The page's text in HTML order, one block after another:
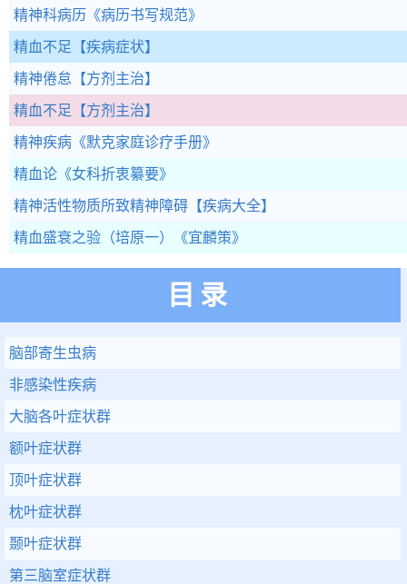
精神科病历 《病历书写规范》
精血不足 【疾病症状】
精神倦怠 【方剂主治】
精血不足 【方剂主治】
精神疾病 《默克家庭诊疗手册》
精血论 《女科折衷纂要》
精神活性物质所致精神障碍 【疾病大全】
精血盛衰之验（培原一） 《宜麟策》
目录
脑部寄生虫病
非感染性疾病
大脑各叶症状群
额叶症状群
顶叶症状群
枕叶症状群
颞叶症状群
第三脑室症状群